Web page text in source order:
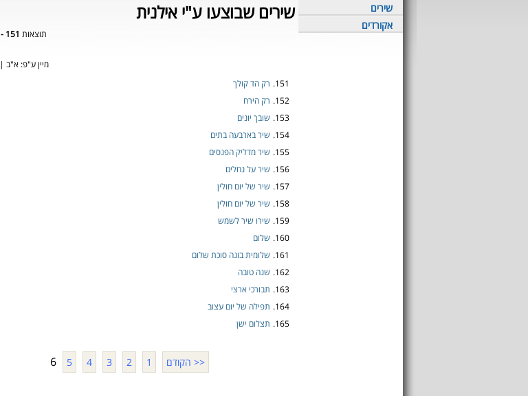
שירים
אקורדים
שירים שבוצעו ע"י אילנית
תוצאות 151 - 165
מיין ע"פ: א"ב |
151. רק הד קולך
152. רק הירח
153. שובך יונים
154. שיר בארבעה בתים
155. שיר מדליק הפנסים
156. שיר על נחלים
157. שיר של יום חולין
158. שיר של יום חולין
159. שירו שיר לשמש
160. שלום
161. שלומית בונה סוכת שלום
162. שנה טובה
163. תבורכי ארצי
164. תפילה של יום עצוב
165. תצלום ישן
<< הקודם 1
2
3
4
5
6